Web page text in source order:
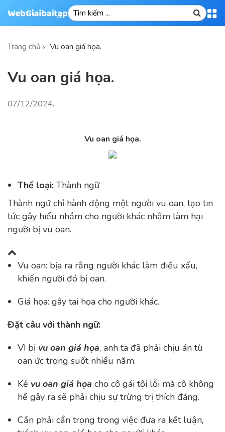
Trang chủ Vu oan giá họa.
Vu oan giá họa.
07/12/2024.
Vu oan giá họa.
Thể loại: Thành ngữ
Thành ngữ chỉ hành động một người vu oan, tạo tin
tức gây hiểu nhầm cho người khác nhằm làm hại
người bị vu oan.
Vu oan: bịa ra rằng người khác làm điều xấu,
khiến người đó bị oan.
Giá họa: gây tai họa cho người khác.
Đặt câu với thành ngữ:
Vì bị vu oan giá họa, anh ta đã phải chịu án tù
oan ức trong suốt nhiều năm.
Kẻ vu oan giá họa cho cô gái tội lỗi mà cô không
hề gây ra sẽ phải chịu sự trừng trị thích đáng.
Cần phải cẩn trọng trong việc đưa ra kết luận,